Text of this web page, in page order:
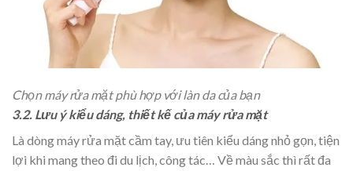
Chọn máy rửa mặt phù hợp với làn da của bạn
3.2. Lưu ý kiểu dáng, thiết kế của máy rửa mặt
Là dòng máy rửa mặt cầm tay, ưu tiên kiểu dáng nhỏ gọn, tiện
lợi khi mang theo đi du lịch, công tác… Về màu sắc thì rất đa